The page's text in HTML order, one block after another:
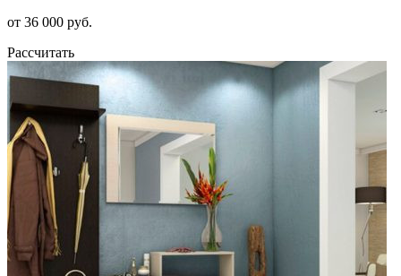
от 36 000 руб.
Рассчитать